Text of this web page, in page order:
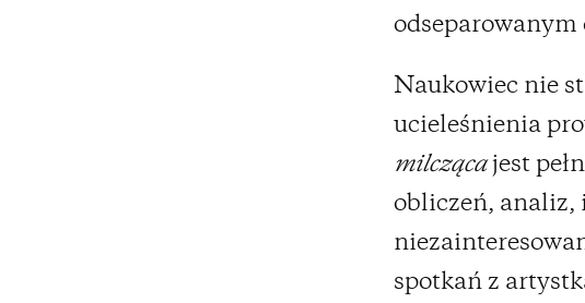
odseparowanym
Naukowiec nie
ucieleśnienia
milczącajest
obliczeń, analiz,
spotkań z